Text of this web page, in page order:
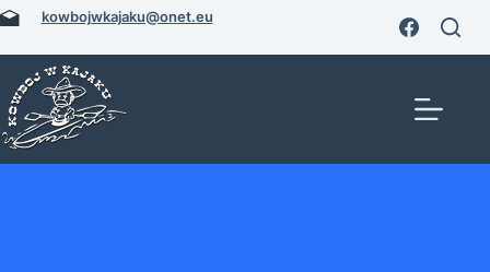
Przejdź
treści
kowbojwkajaku@onet.eu